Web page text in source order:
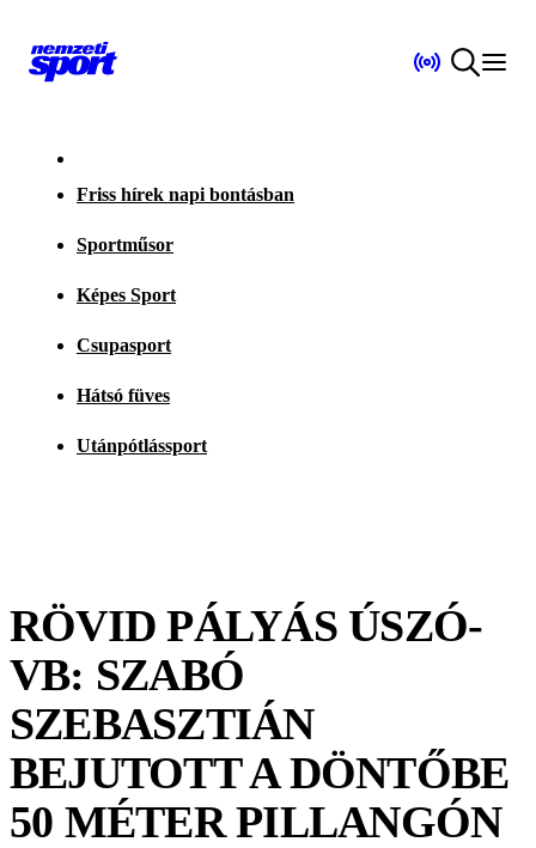
Friss hírek napi bontásban
Sportműsor
Képes Sport
Csupasport
Hátsó füves
Utánpótlássport
RÖVID PÁLYÁS ÚSZÓ-
VB: SZABÓ
SZEBASZTIÁN
BEJUTOTT A DÖNTŐBE
50 MÉTER PILLANGÓN